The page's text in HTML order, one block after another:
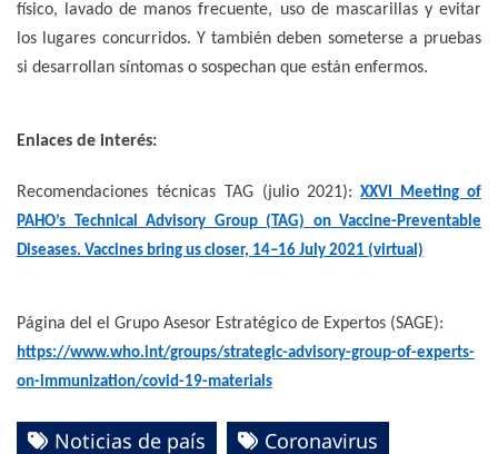
físico, lavado de manos frecuente, uso de mascarillas y evitar
los lugares concurridos. Y también deben someterse a pruebas
si desarrollan síntomas o sospechan que están enfermos.
Enlaces de interés:
Recomendaciones técnicas TAG (julio 2021): XXVI Meeting of
PAHO’s Technical Advisory Group (TAG) on Vaccine-Preventable
Diseases. Vaccines bring us closer, 14–16 July 2021 (virtual)
Página del el Grupo Asesor Estratégico de Expertos (SAGE):
https://www.who.int/groups/strategic-advisory-group-of-experts-
on-immunization/covid-19-materials
Noticias de país Coronavirus